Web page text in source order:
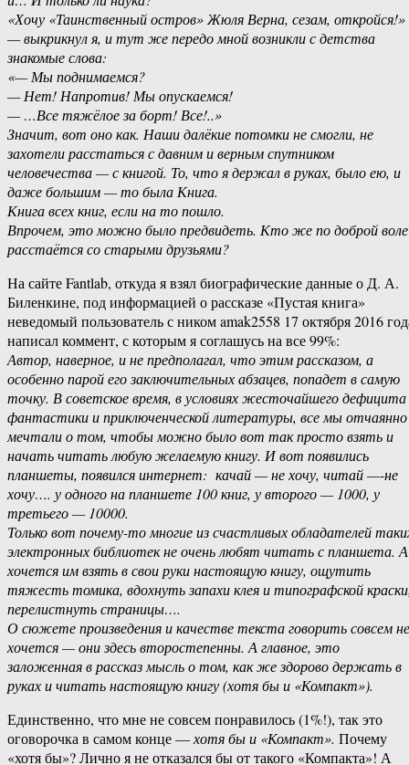
«Хочу «Таинственный остров» Жюля Верна, сезам, откройся!»
— выкрикнул я, и тут же передо мной возникли с детства
знакомые слова:
«— Мы поднимаемся?
— Нет! Напротив! Мы опускаемся!
— …Все тяжёлое за борт! Все!..»
Значит, вот оно как. Наши далёкие потомки не смогли, не
захотели расстаться с давним и верным спутником
человечества — с книгой. То, что я держал в руках, было ею, и
даже большим — то была Книга.
Книга всех книг, если на то пошло.
Впрочем, это можно было предвидеть. Кто же по доброй воле
расстаётся со старыми друзьями?
На сайте Fantlab, откуда я взял биографические данные о Д. А.
Биленкине, под информацией о рассказе «Пустая книга»
неведомый пользователь с ником amak2558 17 октября 2016
написал коммент, с которым я соглашусь на все 99%:
Автор, наверное, и не предполагал, что этим рассказом, а
особенно парой его заключительных абзацев, попадет в самую
точку. В советское время, в условиях жесточайшего дефицита
фантастики и приключенческой литературы, все мы отчаянно
мечтали о том, чтобы можно было вот так просто взять и
начать читать любую желаемую книгу. И вот появились
планшеты, появился интернет: качай — не хочу, читай —-не
хочу…. у одного на планшете 100 книг, у второго — 1000, у
третьего — 10000.
Только вот почему-то многие из счастливых обладателей
электронных библиотек не очень любят читать с планшета. А
хочется им взять в свои руки настоящую книгу, ощутить
тяжесть томика, вдохнуть запахи клея и типографской
перелистнуть страницы….
О сюжете произведения и качестве текста говорить совсем не
хочется — они здесь второстепенны. А главное, это
заложенная в рассказ мысль о том, как же здорово держать в
руках и читать настоящую книгу (хотя бы и «Компакт»).
Единственно, что мне не совсем понравилось (1%!), так это
оговорочка в самом конце —хотя бы и «Компакт». Почему
«хотя бы»? Лично я не отказался бы от такого «Компакта»! А